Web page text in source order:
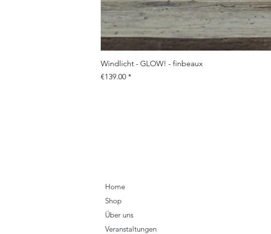
Windlicht - GLOW! - finbeaux
Price
€139.00
Home
Shop
Über uns
Veranstaltungen